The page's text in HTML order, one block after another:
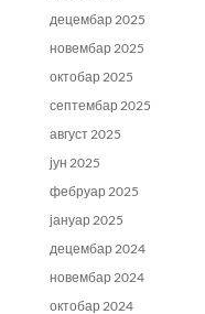
децембар 2025
новембар 2025
октобар 2025
септембар 2025
август 2025
јун 2025
фебруар 2025
јануар 2025
децембар 2024
новембар 2024
октобар 2024